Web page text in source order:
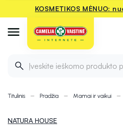
KOSMETIKOS MĖNUO:
Įveskite ieškomo produkto
Titulinis Pradžia Mamai ir vaikui
NATURA HOUSE